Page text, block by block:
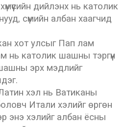
дийлэнх нь католик
сүмийн албан хаагчид
хот улсыг Пап лам
нь католик шашны тэргүүн
эрх мэдлийг
хэл нь Ватиканы
Итали хэлийг өргөн
энэ хэлийг албан ёсны